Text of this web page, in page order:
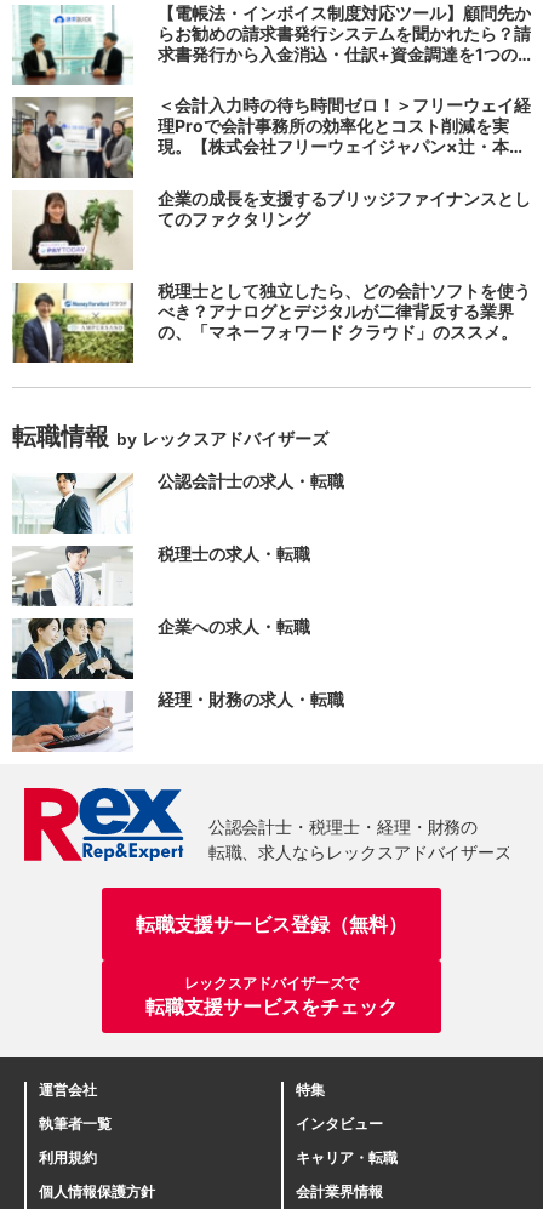
【電帳法・インボイス制度対応ツール】顧問先か
らお勧めの請求書発行システムを聞かれたら？請
求書発行から入金消込・仕訳+資金調達を1つの
＜会計入力時の待ち時間ゼロ！＞フリーウェイ経
理Proで会計事務所の効率化とコスト削減を実
現。【株式会社フリーウェイジャパン×辻・本郷
企業の成長を支援するブリッジファイナンスとし
てのファクタリング
税理士として独立したら、どの会計ソフトを使う
べき？アナログとデジタルが二律背反する業界
の、「マネーフォワード クラウド」のススメ。
転職情報 by レックスアドバイザーズ
公認会計士の求人・転職
税理士の求人・転職
企業への求人・転職
経理・財務の求人・転職
転職支援サービス登録（無料）
レックスアドバイザーズで
転職支援サービスをチェック
運営会社
執筆者一覧
利用規約
個人情報保護方針
特集
インタビュー
キャリア・転職
会計業界情報